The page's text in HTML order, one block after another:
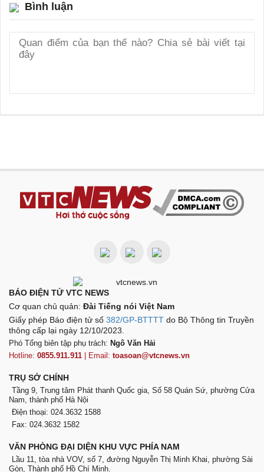
Bình luận
BÁO ĐIỆN TỬ VTC NEWS
Cơ quan chủ quản: Đài Tiếng nói Việt Nam
Giấy phép Báo điện tử số 382/GP-BTTTT do Bộ Thông tin Truyền
thông cấp lại ngày 12/10/2023.
Phó Tổng biên tập phụ trách: Ngô Văn Hải
Hotline: 0855.911.911 | Email: toasoan@vtcnews.vn
TRỤ SỞ CHÍNH
Tầng 9, Trung tâm Phát thanh Quốc gia, Số 58 Quán Sứ, phường Cửa
Nam, thành phố Hà Nội
Điện thoại: 024.3632 1588
Fax: 024.3632 1582
VĂN PHÒNG ĐẠI DIỆN KHU VỰC PHÍA NAM
Lầu 11, tòa nhà VOV, số 7, đường Nguyễn Thị Minh Khai, phường Sài
Gòn, Thành phố Hồ Chí Minh.